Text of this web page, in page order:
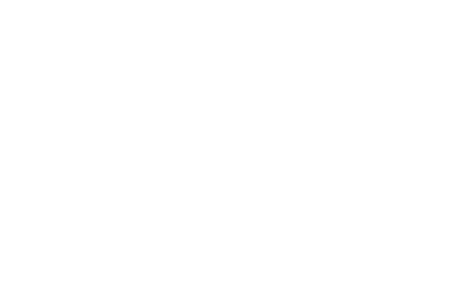
a um amigo
páginao autor da receita
esta receita? Compartilhe